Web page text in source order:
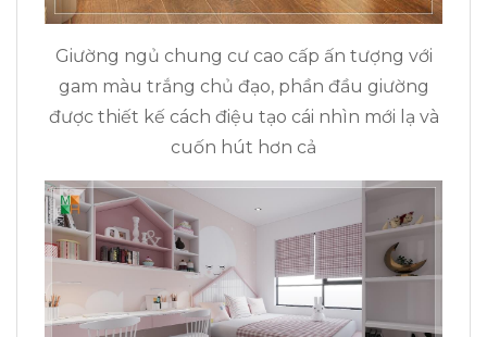
Giường ngủ chung cư cao cấp ấn tượng với
gam màu trắng chủ đạo, phần đầu giường
được thiết kế cách điệu tạo cái nhìn mới lạ và
cuốn hút hơn cả